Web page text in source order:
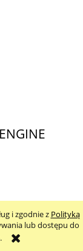
i zgodnie z Polityką
lub dostępu do